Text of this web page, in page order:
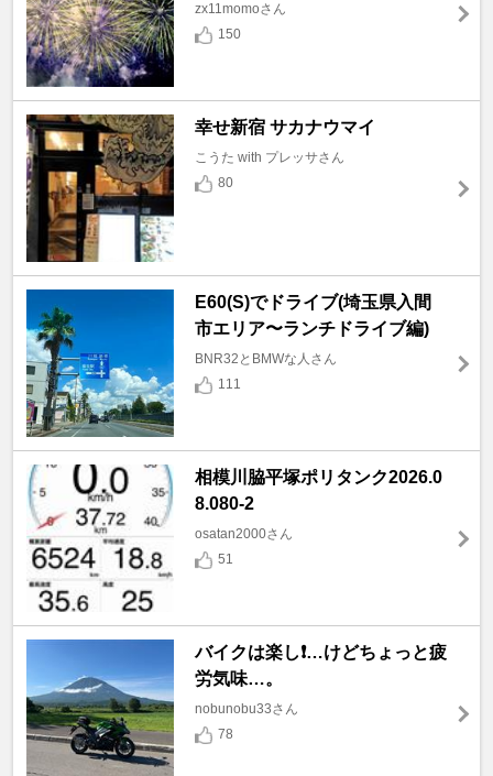
zx11momoさん
150
幸せ新宿 サカナウマイ
こうた with プレッサさん
80
E60(S)でドライブ(埼玉県入間
市エリア〜ランチドライブ編)
BNR32とBMWな人さん
111
相模川脇平塚ポリタンク2026.0
8.080-2
osatan2000さん
51
バイクは楽し❗️…けどちょっと疲
労気味…。
nobunobu33さん
78